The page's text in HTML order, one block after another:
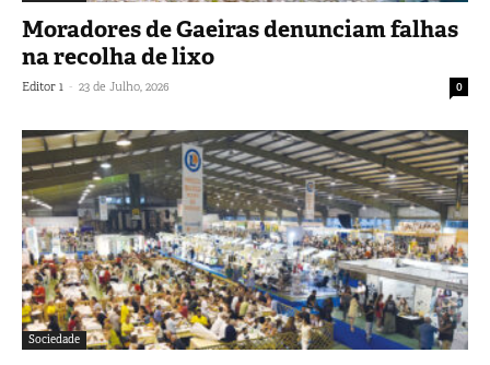
Moradores de Gaeiras denunciam falhas
na recolha de lixo
Editor 1 - 23 de Julho, 2026 0
Sociedade